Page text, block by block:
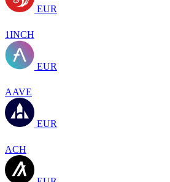
EUR
1INCH
EUR
AAVE
EUR
ACH